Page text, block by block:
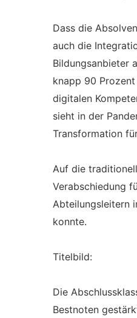
Dass die
auch die
Bildungsanbieter
knapp 90
digitalen
sieht in der
Transformation
Auf die
Verabschiedung
Abteilungsleitern
konnte.
Titelbild:
Die
Bestnoten